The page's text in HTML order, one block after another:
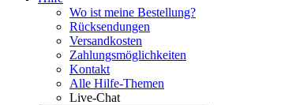
Wo ist meine Bestellung?
Rücksendungen
Versandkosten
Zahlungsmöglichkeiten
Kontakt
Alle Hilfe-Themen
Live-Chat